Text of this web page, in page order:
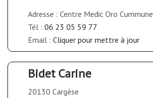
Adresse : Centre Medic Oro Cummune
Tél : 06 23 05 59 77
Email : Cliquer pour mettre à jour
Bidet Carine
20130 Cargèse